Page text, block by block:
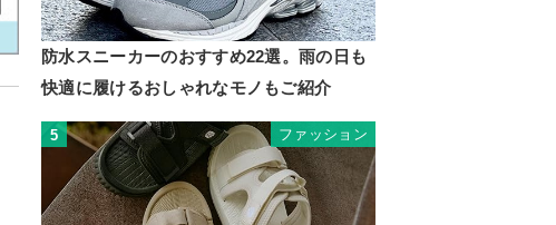
防水スニーカーのおすすめ22選。雨の日も
快適に履けるおしゃれなモノもご紹介
5 ファッション